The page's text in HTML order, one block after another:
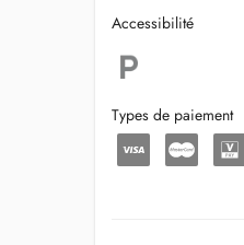
Accessibilité
Types de paiement